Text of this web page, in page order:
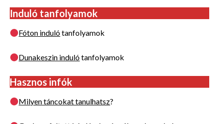
Induló tanfolyamok
Fóton indulótanfolyamok
Dunakeszin indulótanfolyamok
Hasznos infók
Milyen táncokat tanulhatsz?